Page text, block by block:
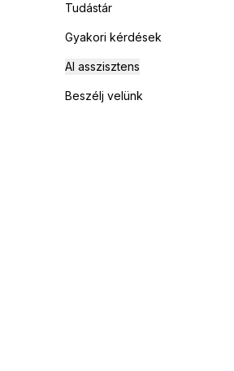
Tudástár
Gyakori kérdések
AI asszisztens
Beszélj velünk